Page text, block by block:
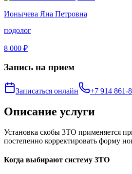
Ионычева Яна Петровна
подолог
8 000 ₽
Запись на прием
Записаться онлайн +7 914 861-
Описание услуги
Установка скобы 3ТО применяется
постепенно корректировать форму
Когда выбирают систему 3ТО